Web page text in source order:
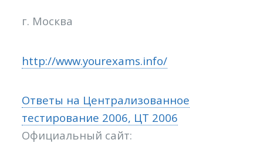
г. Москва
http://www.yourexams.info/
Ответы на Централизованное
тестирование 2006, ЦТ 2006
Официальный сайт: